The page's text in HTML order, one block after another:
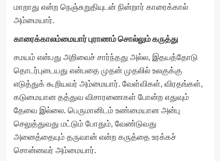
மாறாது என்ற நெஞ்சுறுதியுடன் நின்றார் காரைக்கால்
அம்மையார்.
காரைக்காலம்மையார் புராணம் சொல்லும் கருத்து
சமயம் என்பது அறிவைச் சார்ந்தது அல்ல, இதயத்தோடு
தொடர்புடையது என்பதை முதன் முதலில் உலகுக்கு
எடுத்துக் கூறியவர் அம்மையார். வேள்விகள், விரதங்கள்,
கடுமையான தத்துவ விசாரணைகள் போன்ற எதுவும்
தேவை இல்லை. பெருமானிடம் உண்மையான அன்பு
செலுத்துவது மட்டும் போதும், வேண்டுவது
அனைத்தையும் தருவான் என்ற கருத்தை உரக்கச்
சொன்னவர் அம்மையார்.